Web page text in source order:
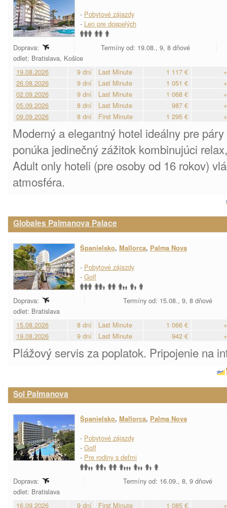
- Pobytové zájazdy
- Len pre dospelých
Doprava:
Termíny od: 19.08., 9, 8 dňové
odlet: Bratislava, Košice
19.08.2026
9 dní Last Minute 1 117 €
26.08.2026
9 dní Last Minute 1 051 €
02.09.2026
9 dní Last Minute 1 068 €
05.09.2026
8 dní Last Minute 987 €
09.09.2026
8 dní First Minute 1 295 €
Moderný a elegantný hotel ideálny pre
ponúka jedinečný zážitok kombinujúci
Adult only hoteli (pre osoby od 16 rokov)
atmosféra.
Globales Palmanova Palace
Španielsko, Mallorca, Palma Nova
- Pobytové zájazdy
- Golf
Doprava:
Termíny od: 15.08., 9, 8 dňové
odlet: Bratislava
15.08.2026
8 dní Last Minute 1 066 €
19.08.2026
9 dní Last Minute 942 €
Plážový servis za poplatok. Pripojenie na
Sol Palmanova
Španielsko, Mallorca, Palma Nova
- Pobytové zájazdy
- Golf
- Pre rodiny s deťmi
Doprava:
Termíny od: 16.09., 8, 9 dňové
odlet: Bratislava
16.09.2026
9 dní First Minute 1 085 €